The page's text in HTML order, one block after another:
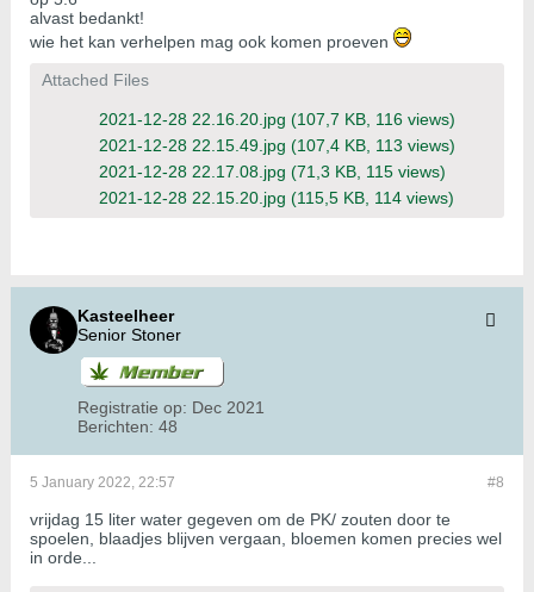
alvast bedankt!
wie het kan verhelpen mag ook komen proeven
Attached Files
2021-12-28 22.16.20.jpg (107,7 KB, 116 views)
2021-12-28 22.15.49.jpg (107,4 KB, 113 views)
2021-12-28 22.17.08.jpg (71,3 KB, 115 views)
2021-12-28 22.15.20.jpg (115,5 KB, 114 views)
Kasteelheer
Senior Stoner
Registratie op: Dec 2021
Berichten: 48
#8
5 January 2022, 22:57
vrijdag 15 liter water gegeven om de PK/ zouten door te
spoelen, blaadjes blijven vergaan, bloemen komen precies wel
in orde...